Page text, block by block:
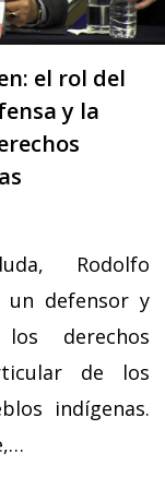
el rol del
y la
Rodolfo
un defensor y
derechos
de los
indígenas.